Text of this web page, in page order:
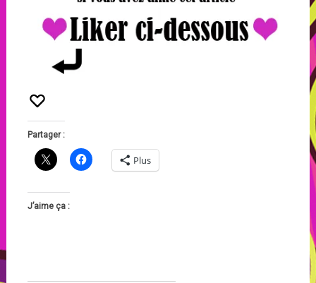
Partager :
Plus
J’aime ça :